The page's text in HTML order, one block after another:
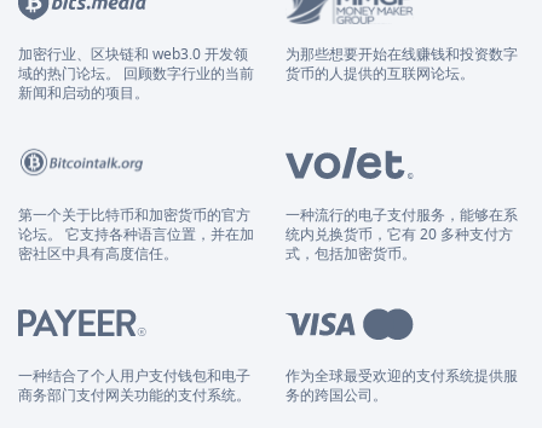
加密行业、区块链和 web3.0 开发领
域的热门论坛。 回顾数字行业的当前
新闻和启动的项目。
为那些想要开始在线赚钱和投资数字
货币的人提供的互联网论坛。
第一个关于比特币和加密货币的官方
论坛。 它支持各种语言位置，并在加
密社区中具有高度信任。
一种流行的电子支付服务，能够在系
统内兑换货币，它有 20 多种支付方
式，包括加密货币。
一种结合了个人用户支付钱包和电子
商务部门支付网关功能的支付系统。
作为全球最受欢迎的支付系统提供服
务的跨国公司。